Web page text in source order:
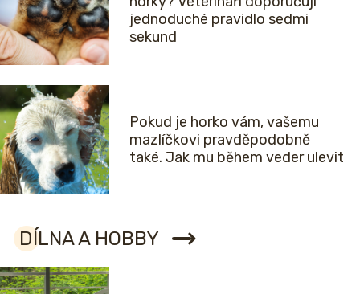
jednoduché pravidlo sedmi
sekund
Pokud je horko vám, vašemu
mazlíčkovi pravděpodobně
také. Jak mu během veder ulevit
DÍLNA A HOBBY